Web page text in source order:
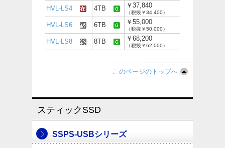
HVL-LS4 4TB ￥37,840
（税抜￥34,400）
HVL-LS6 6TB ￥55,000
（税抜￥50,000）
HVL-LS8 8TB ￥68,200
（税抜￥62,000）
このページのトップへ
スティックSSD
SSPS-USBシリーズ